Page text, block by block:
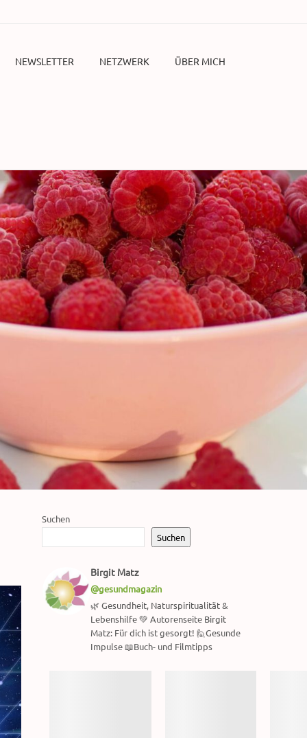
NEWSLETTER NETZWERK ÜBER MICH
Suchen
Suchen
Birgit Matz
@gesundmagazin
🌿 Gesundheit, Naturspiritualität &
Lebenshilfe 💚 Autorenseite Birgit
Matz: Für dich ist gesorgt! 🙋Gesunde
Impulse 📖Buch- und Filmtipps